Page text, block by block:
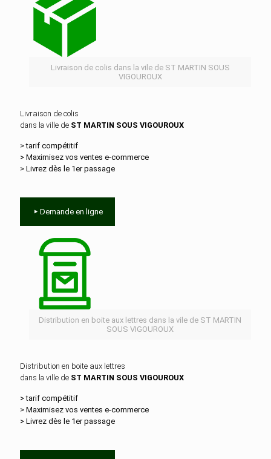
Livraison de colis dans la vile de ST MARTIN SOUS
VIGOUROUX
Livraison de colis
dans la ville de ST MARTIN SOUS VIGOUROUX
> tarif compétitif
> Maximisez vos ventes e‑commerce
> Livrez dès le 1er passage
Demande en ligne
Distribution en boite aux lettres dans la vile de ST MARTIN
SOUS VIGOUROUX
Distribution en boite aux lettres
dans la ville de ST MARTIN SOUS VIGOUROUX
> tarif compétitif
> Maximisez vos ventes e‑commerce
> Livrez dès le 1er passage